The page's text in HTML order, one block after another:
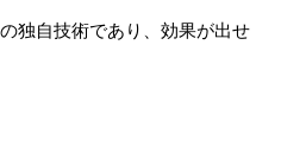
独自技術であり、効果が出せ